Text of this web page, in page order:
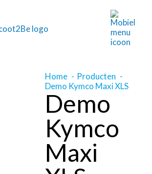
Home
Producten
Demo Kymco Maxi XLS
Demo
Kymco
Maxi